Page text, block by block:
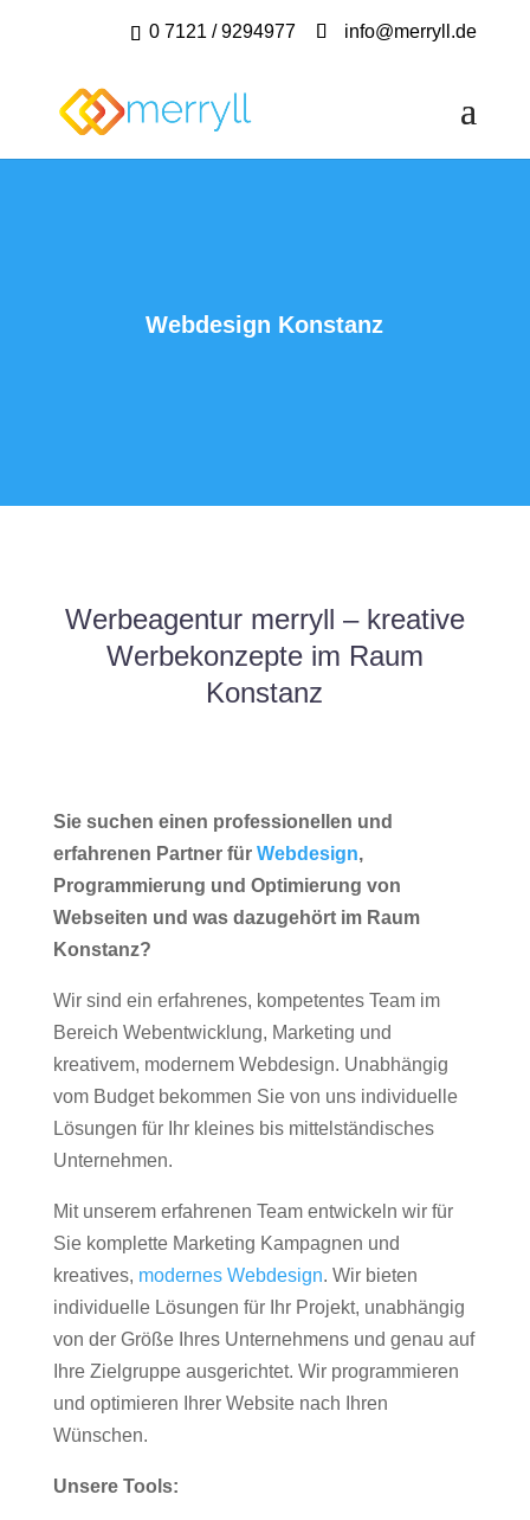
0 7121 / 9294977 info@merryll.de
Webdesign Konstanz
Werbeagentur merryll – kreative
Werbekonzepte im Raum
Konstanz
Sie suchen einen professionellen und
erfahrenen Partner für Webdesign,
Programmierung und Optimierung von
Webseiten und was dazugehört im Raum
Konstanz?
Wir sind ein erfahrenes, kompetentes Team im
Bereich Webentwicklung, Marketing und
kreativem, modernem Webdesign. Unabhängig
vom Budget bekommen Sie von uns individuelle
Lösungen für Ihr kleines bis mittelständisches
Unternehmen.
Mit unserem erfahrenen Team entwickeln wir für
Sie komplette Marketing Kampagnen und
kreatives, modernes Webdesign. Wir bieten
individuelle Lösungen für Ihr Projekt, unabhängig
von der Größe Ihres Unternehmens und genau auf
Ihre Zielgruppe ausgerichtet. Wir programmieren
und optimieren Ihrer Website nach Ihren
Wünschen.
Unsere Tools: